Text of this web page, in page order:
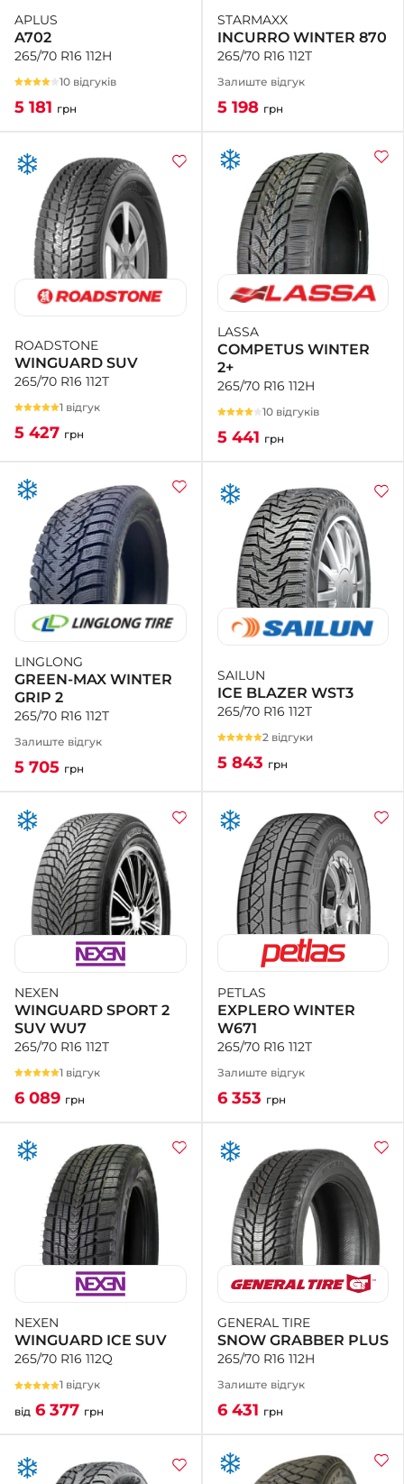
APLUS
A702
265/70 R16 112H
10 відгуків
5 181 грн
STARMAXX
INCURRO WINTER 870
265/70 R16 112T
Залиште відгук
5 198 грн
ROADSTONE
WINGUARD SUV
265/70 R16 112T
1 відгук
5 427 грн
LASSA
COMPETUS WINTER
2+
265/70 R16 112H
10 відгуків
5 441 грн
LINGLONG
GREEN-MAX WINTER
GRIP 2
265/70 R16 112T
Залиште відгук
5 705 грн
SAILUN
ICE BLAZER WST3
265/70 R16 112T
2 відгуки
5 843 грн
NEXEN
WINGUARD SPORT 2
SUV WU7
265/70 R16 112T
1 відгук
6 089 грн
PETLAS
EXPLERO WINTER
W671
265/70 R16 112T
Залиште відгук
6 353 грн
NEXEN
WINGUARD ICE SUV
265/70 R16 112Q
1 відгук
від 6 377 грн
GENERAL TIRE
SNOW GRABBER PLUS
265/70 R16 112H
Залиште відгук
6 431 грн